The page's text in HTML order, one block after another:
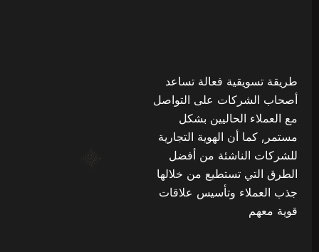
طريقة تسويقية فعالة تساعد
أصحاب الشركات على التواصل
مع العملاء الحاليين بشكل
مستمر, كما أن الهوية التجارية
للشركات الناشئة من أفضل
الطرق التي تستطيع من خلالها
جذب العملاء وتأسيس علاقات
قوية معهم